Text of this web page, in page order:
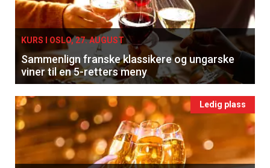
KURS I OSLO, 27. AUGUST
Sammenlign franske klassikere og ungarske
viner til en 5-retters meny
Ledig plass